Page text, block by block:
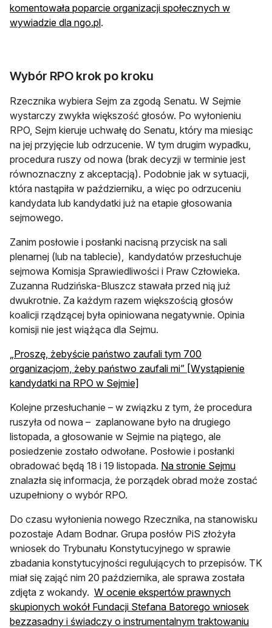
komentowała poparcie organizacji społecznych w
wywiadzie dla ngo.pl.
Wybór RPO krok po kroku
Rzecznika wybiera Sejm za zgodą Senatu. W Sejmie
wystarczy zwykła większość głosów. Po wyłonieniu
RPO, Sejm kieruje uchwałę do Senatu, który ma miesiąc
na jej przyjęcie lub odrzucenie. W tym drugim wypadku,
procedura ruszy od nowa (brak decyzji w terminie jest
równoznaczny z akceptacją). Podobnie jak w sytuacji,
która nastąpiła w październiku, a więc po odrzuceniu
kandydata lub kandydatki już na etapie głosowania
sejmowego.
Zanim posłowie i posłanki nacisną przycisk na sali
plenarnej (lub na tablecie), kandydatów przesłuchuje
sejmowa Komisja Sprawiedliwości i Praw Człowieka.
Zuzanna Rudzińska-Bluszcz stawała przed nią już
dwukrotnie. Za każdym razem większością głosów
koalicji rządzącej była opiniowana negatywnie. Opinia
komisji nie jest wiążąca dla Sejmu.
„Proszę, żebyście państwo zaufali tym 700
organizacjom, żeby państwo zaufali mi” [Wystąpienie
kandydatki na RPO w Sejmie]
Kolejne przesłuchanie – w związku z tym, że procedura
ruszyła od nowa – zaplanowane było na drugiego
listopada, a głosowanie w Sejmie na piątego, ale
posiedzenie zostało odwołane. Posłowie i posłanki
obradować będą 18 i 19 listopada. Na stronie Sejmuotwiera
znalazła się informacja, że porządek obrad może zostać
uzupełniony o wybór RPO.
Do czasu wyłonienia nowego Rzecznika, na stanowisku
pozostaje Adam Bodnar. Grupa posłów PiS złożyła
wniosek do Trybunału Konstytucyjnego w sprawie
zbadania konstytucyjności regulujących to przepisów. TK
miał się zająć nim 20 października, ale sprawa została
zdjęta z wokandy. W ocenie ekspertów prawnych
skupionych wokół Fundacji Stefana Batorego wniosek
bezzasadny i świadczy o instrumentalnym traktowaniu